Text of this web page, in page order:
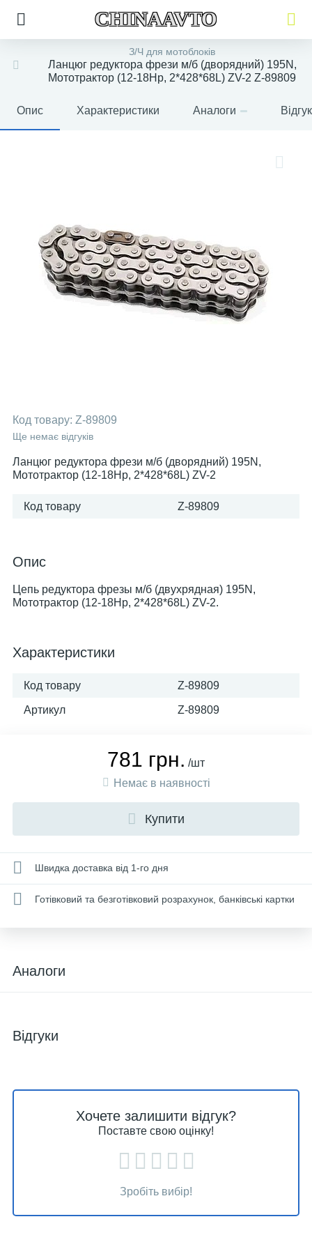
CHINAAVTO
З/Ч для мотоблоків
Ланцюг редуктора фрези м/б (дворядний) 195N,
Мототрактор (12-18Hp, 2*428*68L) ZV-2 Z-89809
Опис Характеристики Аналоги
Код товару: Z-89809
Ще немає відгуків
Ланцюг редуктора фрези м/б (дворядний) 195N,
Мототрактор (12-18Hp, 2*428*68L) ZV-2
Код товару Z-89809
Опис
Цепь редуктора фрезы м/б (двухрядная) 195N,
Мототрактор (12-18Hp, 2*428*68L) ZV-2.
Характеристики
Код товару Z-89809
Артикул Z-89809
781 грн. /шт
Немає в наявності
Купити
Швидка доставка від 1-го дня
Готівковий та безготівковий розрахунок, банківські картки
Аналоги
Відгуки
Хочете залишити відгук?
Поставте свою оцінку!
Зробіть вибір!